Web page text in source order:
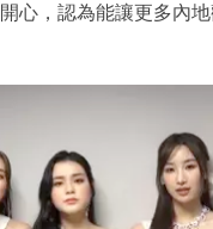
心，認為能讓更多內